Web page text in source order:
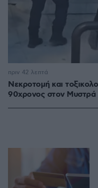
Νεκροτομή και
90χρονος στον Μυστρά
πριν 42 λεπτά